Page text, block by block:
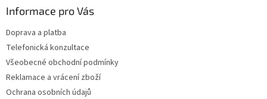
Informace pro Vás
Doprava a platba
Telefonická konzultace
Všeobecné obchodní podmínky
Reklamace a vrácení zboží
Ochrana osobních údajů